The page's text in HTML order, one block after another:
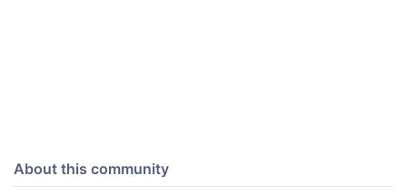
About this community